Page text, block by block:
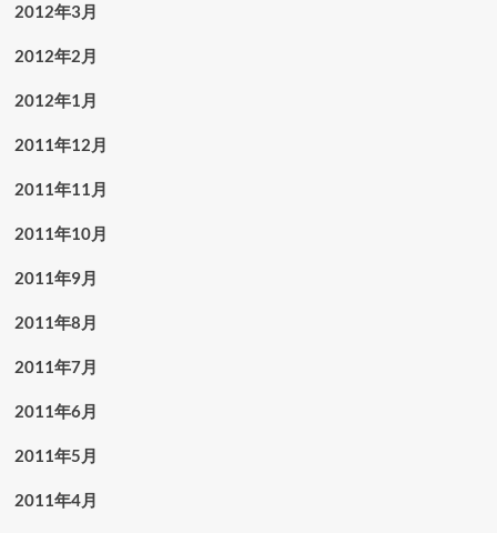
2012年3月
2012年2月
2012年1月
2011年12月
2011年11月
2011年10月
2011年9月
2011年8月
2011年7月
2011年6月
2011年5月
2011年4月